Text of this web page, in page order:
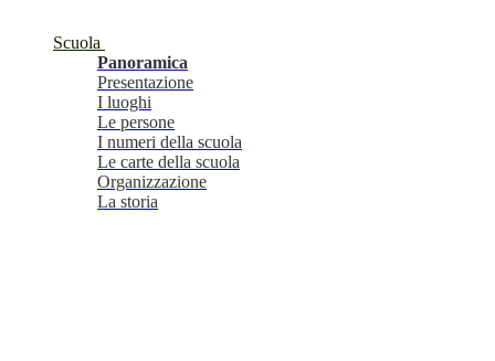
Scuola
Panoramica
Presentazione
I luoghi
Le persone
I numeri della scuola
Le carte della scuola
Organizzazione
La storia